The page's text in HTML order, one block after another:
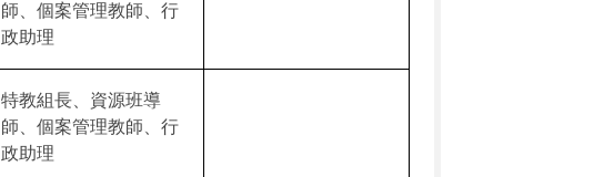
師、個案管理教師、行
政助理
特教組長、資源班導
師、個案管理教師、行
政助理